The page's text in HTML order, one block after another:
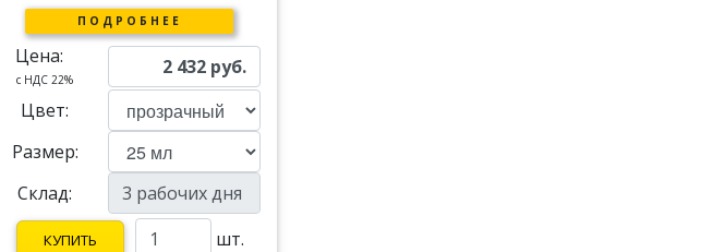
ПОДРОБНЕЕ
Цена:
c НДС 22%
2 432 руб.
Цвет:
Размер:
Склад:
КУПИТЬ шт.